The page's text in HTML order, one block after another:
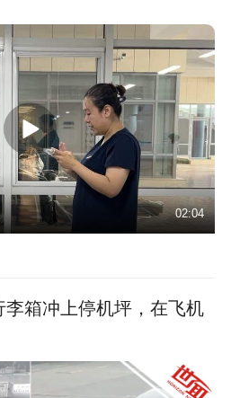
02:04
李箱冲上停机坪，在飞机